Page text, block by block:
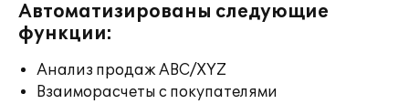
Автоматизированы следующие
функции:
Анализ продаж ABC/XYZ
Взаиморасчеты с покупателями